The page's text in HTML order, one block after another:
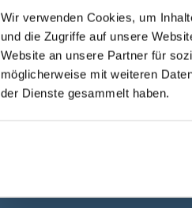
Wir verwenden Cookies, um
und die Zugriffe auf unsere
Website an unsere Partner für
möglicherweise mit weiteren
der Dienste gesammelt haben.